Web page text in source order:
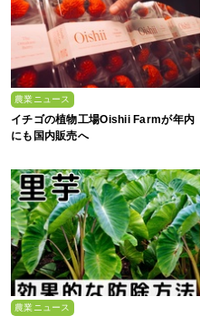
農業ニュース
イチゴの植物工場Oishii Farmが年内
にも国内販売へ
農業ニュース